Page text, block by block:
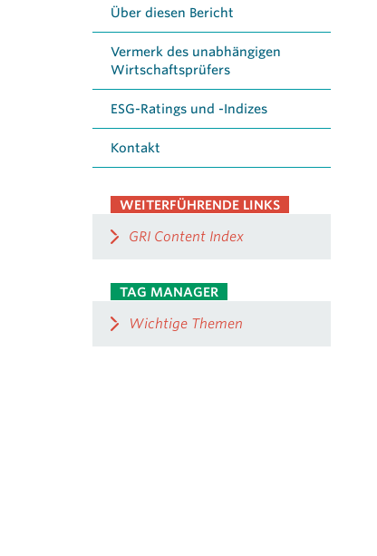
Über diesen Bericht
Vermerk des unab­hängigen
Wirtschafts­prüfers
ESG-Ratings und -Indizes
Kontakt
WEITERFÜHRENDE LINKS
GRI Content Index
TAG MANAGER
Wichtige Themen